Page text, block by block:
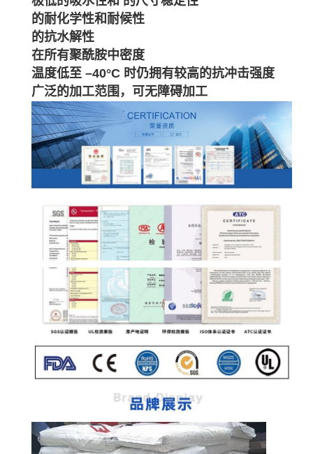
的耐化学性和耐候性
的抗水解性
在所有聚酰胺中密度
温度低至 –40°C 时仍拥有较高的抗冲击强度
广泛的加工范围，可无障碍加工